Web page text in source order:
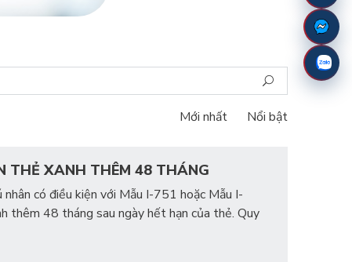
Mới nhất Nổi bật
THẺ XANH THÊM 48 THÁNG
có điều kiện với Mẫu I-751 hoặc Mẫu I-
thêm 48 tháng sau ngày hết hạn của thẻ. Quy